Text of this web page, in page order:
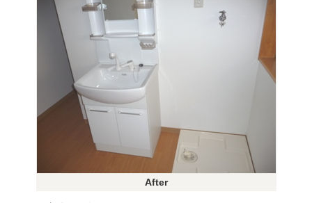
After